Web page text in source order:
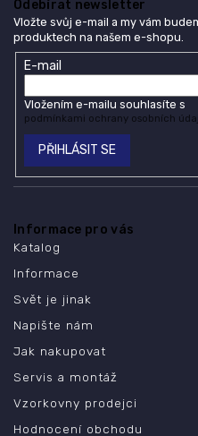
Odebírat newsletter
Vložte svůj e-mail a my vám
produktech na našem e-shopu.
E-mail
Vložením e-mailu souhlasíte s
podmínkami ochrany osobních
PŘIHLÁSIT SE
Informace pro vás
Katalog
Informace
Svět je jinak
Napište nám
Jak nakupovat
Servis a montáž
Vzorkovny prodejci
Hodnocení obchodu